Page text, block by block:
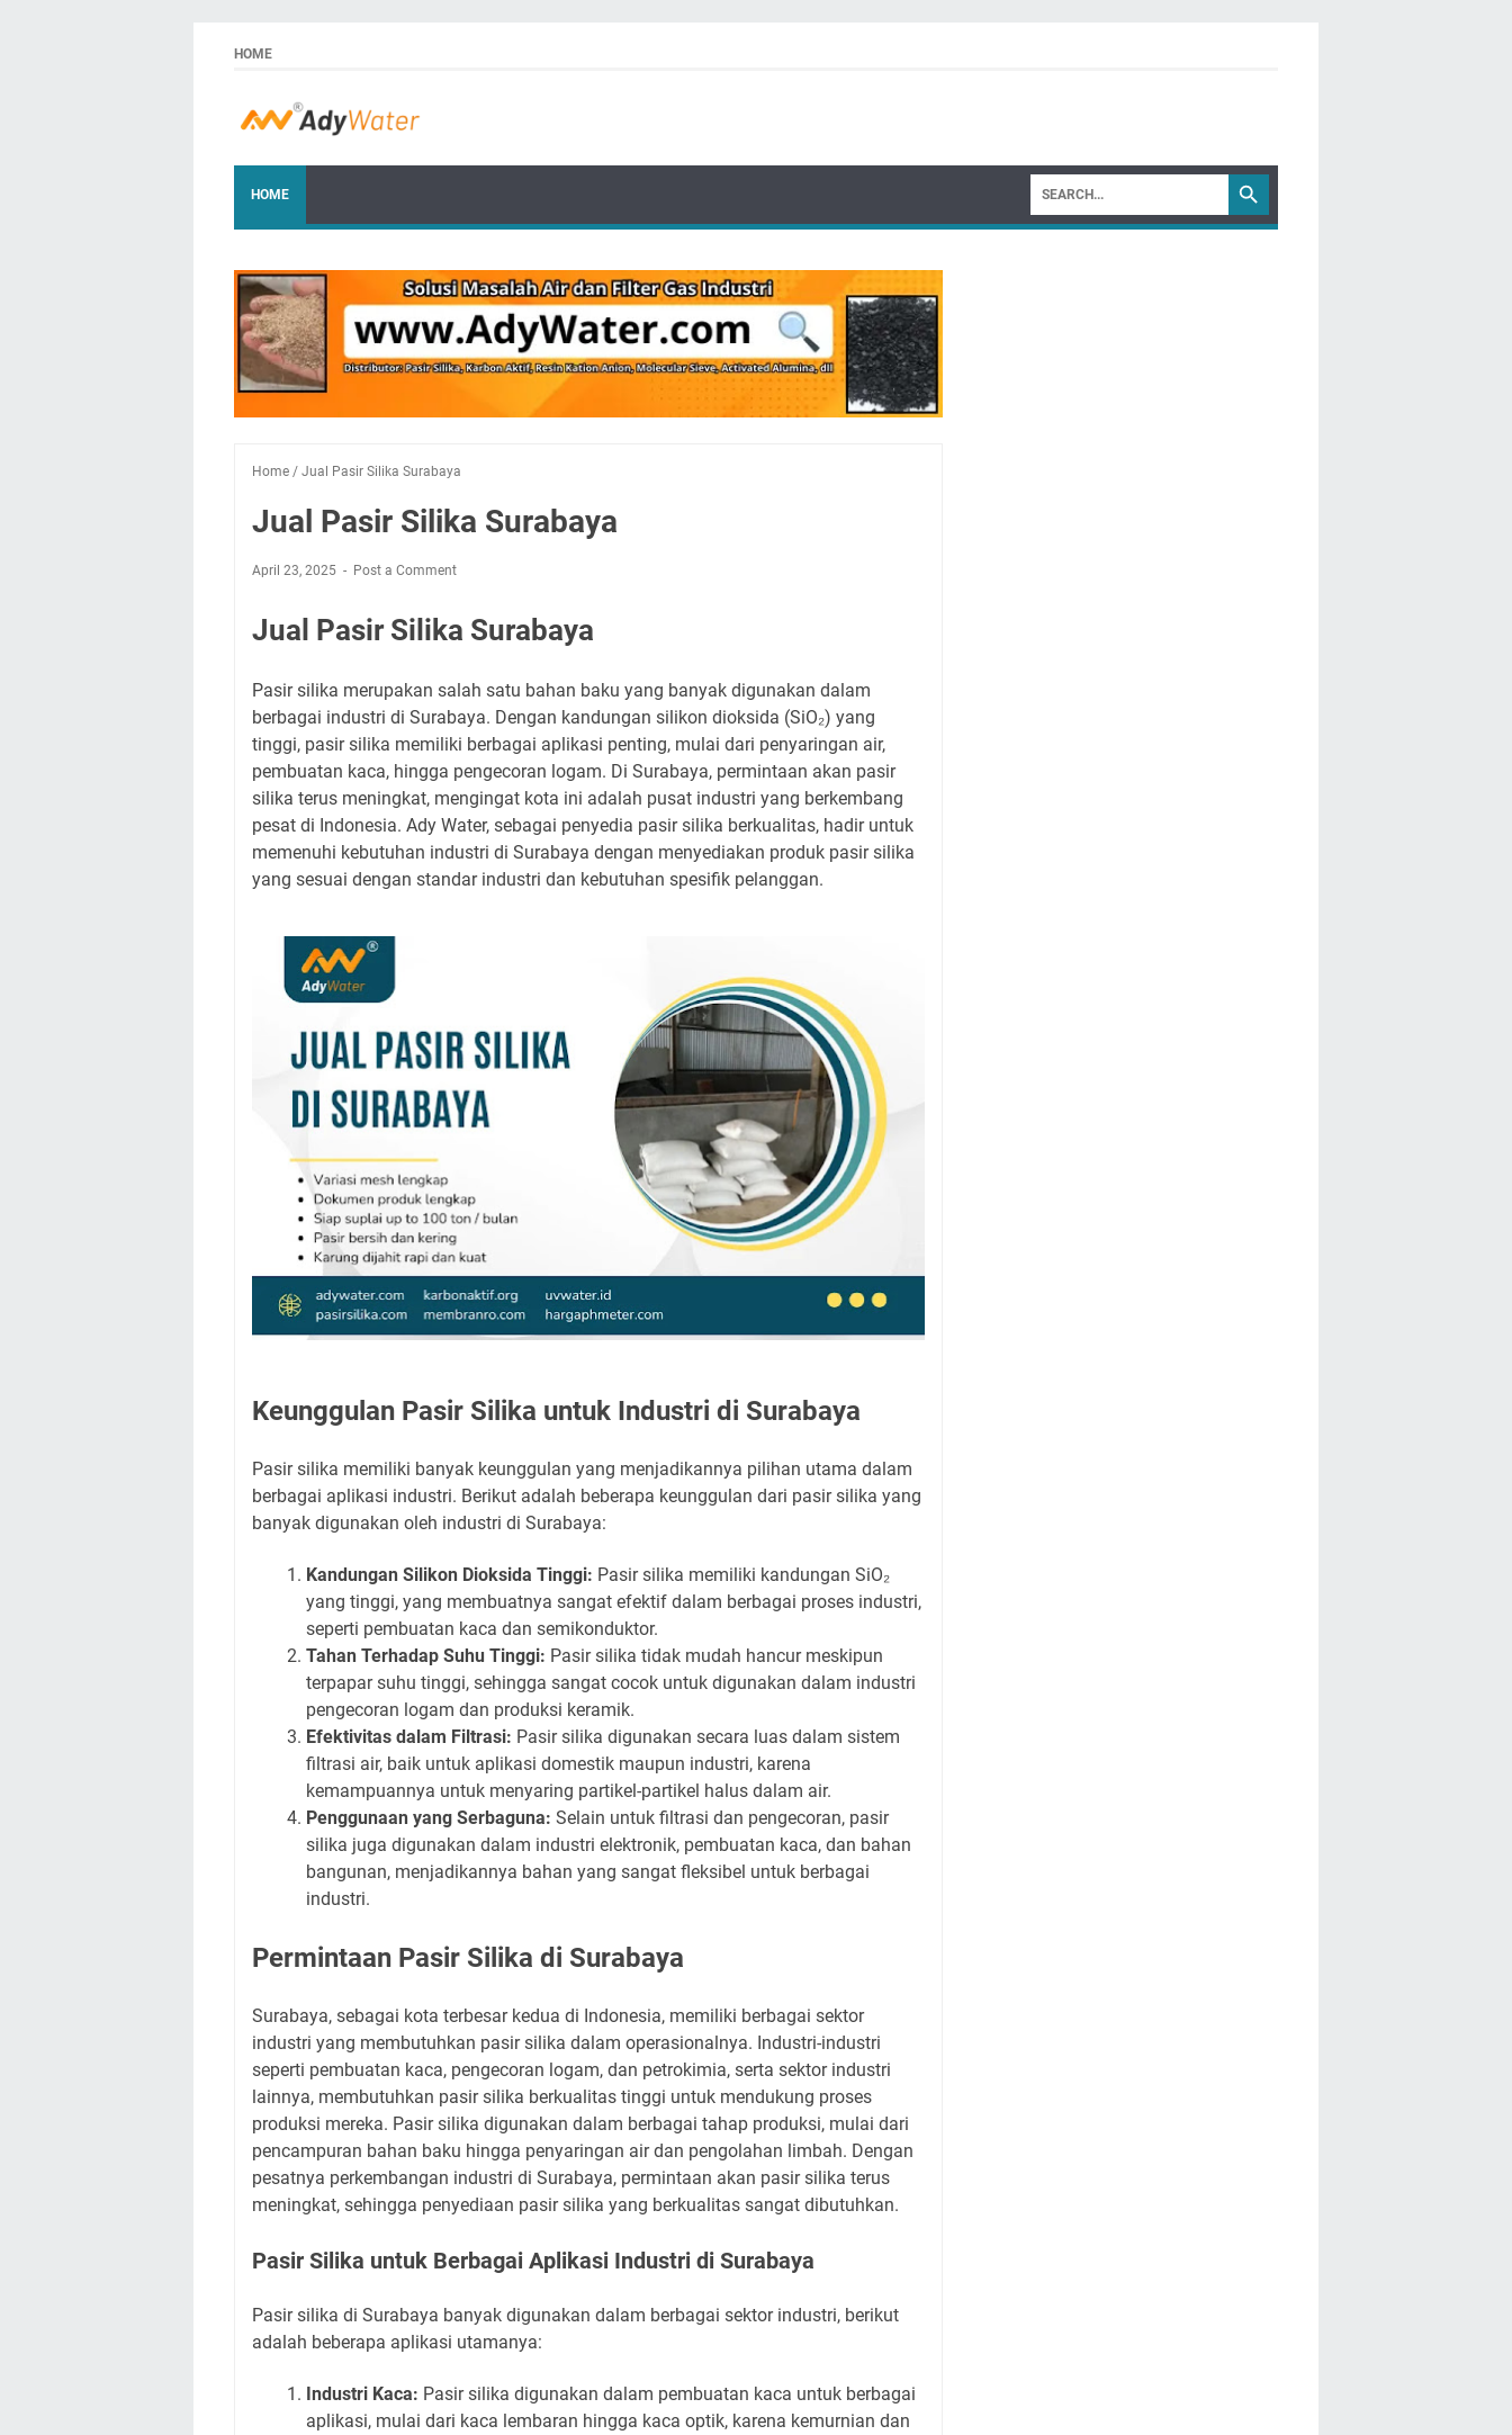
HOME
HOME
Home / Jual Pasir Silika Surabaya
Jual Pasir Silika Surabaya
April 23, 2025 Post a Comment
Jual Pasir Silika Surabaya
Pasir silika merupakan salah satu bahan baku yang banyak digunakan dalam
berbagai industri di Surabaya. Dengan kandungan silikon dioksida (SiO₂) yang
tinggi, pasir silika memiliki berbagai aplikasi penting, mulai dari penyaringan air,
pembuatan kaca, hingga pengecoran logam. Di Surabaya, permintaan akan pasir
silika terus meningkat, mengingat kota ini adalah pusat industri yang berkembang
pesat di Indonesia. Ady Water, sebagai penyedia pasir silika berkualitas, hadir untuk
memenuhi kebutuhan industri di Surabaya dengan menyediakan produk pasir silika
yang sesuai dengan standar industri dan kebutuhan spesifik pelanggan.
Keunggulan Pasir Silika untuk Industri di Surabaya
Pasir silika memiliki banyak keunggulan yang menjadikannya pilihan utama dalam
berbagai aplikasi industri. Berikut adalah beberapa keunggulan dari pasir silika yang
banyak digunakan oleh industri di Surabaya:
Kandungan Silikon Dioksida Tinggi: Pasir silika memiliki kandungan SiO₂
yang tinggi, yang membuatnya sangat efektif dalam berbagai proses industri,
seperti pembuatan kaca dan semikonduktor.
Tahan Terhadap Suhu Tinggi: Pasir silika tidak mudah hancur meskipun
terpapar suhu tinggi, sehingga sangat cocok untuk digunakan dalam industri
pengecoran logam dan produksi keramik.
Efektivitas dalam Filtrasi: Pasir silika digunakan secara luas dalam sistem
filtrasi air, baik untuk aplikasi domestik maupun industri, karena
kemampuannya untuk menyaring partikel-partikel halus dalam air.
Penggunaan yang Serbaguna: Selain untuk filtrasi dan pengecoran, pasir
silika juga digunakan dalam industri elektronik, pembuatan kaca, dan bahan
bangunan, menjadikannya bahan yang sangat fleksibel untuk berbagai
industri.
Permintaan Pasir Silika di Surabaya
Surabaya, sebagai kota terbesar kedua di Indonesia, memiliki berbagai sektor
industri yang membutuhkan pasir silika dalam operasionalnya. Industri-industri
seperti pembuatan kaca, pengecoran logam, dan petrokimia, serta sektor industri
lainnya, membutuhkan pasir silika berkualitas tinggi untuk mendukung proses
produksi mereka. Pasir silika digunakan dalam berbagai tahap produksi, mulai dari
pencampuran bahan baku hingga penyaringan air dan pengolahan limbah. Dengan
pesatnya perkembangan industri di Surabaya, permintaan akan pasir silika terus
meningkat, sehingga penyediaan pasir silika yang berkualitas sangat dibutuhkan.
Pasir Silika untuk Berbagai Aplikasi Industri di Surabaya
Pasir silika di Surabaya banyak digunakan dalam berbagai sektor industri, berikut
adalah beberapa aplikasi utamanya:
Industri Kaca: Pasir silika digunakan dalam pembuatan kaca untuk berbagai
aplikasi, mulai dari kaca lembaran hingga kaca optik, karena kemurnian dan